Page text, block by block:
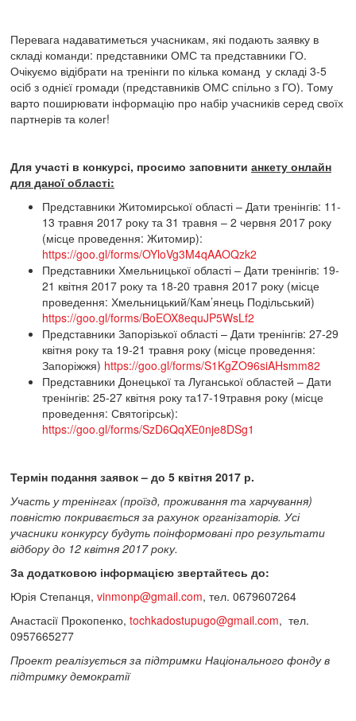
Перевага надаватиметься учасникам, які подають заявку в
складі команди: представники ОМС та представники ГО.
Очікуємо відібрати на тренінги по кілька команд у складі 3-5
осіб з однієї громади (представників ОМС спільно з ГО). Тому
варто поширювати інформацію про набір учасників серед своїх
партнерів та колег!
Для участі в конкурсі, просимо заповнити анкету онлайн
для даної області:
Представники Житомирської області – Дати тренінгів: 11-
13 травня 2017 року та 31 травня – 2 червня 2017 року
(місце проведення: Житомир):
https://goo.gl/forms/OYloVg3M4qAAOQzk2
Представники Хмельницької області – Дати тренінгів: 19-
21 квітня 2017 року та 18-20 травня 2017 року (місце
проведення: Хмельницький/Кам’янець Подільський)
https://goo.gl/forms/BoEOX8equJP5WsLf2
Представники Запорізької області – Дати тренінгів: 27-29
квітня року та 19-21 травня року (місце проведення:
Запоріжжя) https://goo.gl/forms/S1KgZO96siAHsmm82
Представники Донецької та Луганської областей – Дати
тренінгів: 25-27 квітня року та17-19травня року (місце
проведення: Святогірськ):
https://goo.gl/forms/SzD6QqXE0nje8DSg1
Термін подання заявок – до 5 квітня 2017 р.
Участь у тренінгах (проїзд, проживання та харчування)
повністю покривається за рахунок організаторів. Усі
учасники конкурсу будуть поінформовані про результати
відбору до 12 квітня 2017 року.
За додатковою інформацією звертайтесь до:
Юрія Степанця, vinmonp@gmail.com, тел. 0679607264
Анастасії Прокопенко, tochkadostupugo@gmail.com, тел.
0957665277
Проект реалізується за підтримки Національного фонду в
підтримку демократії